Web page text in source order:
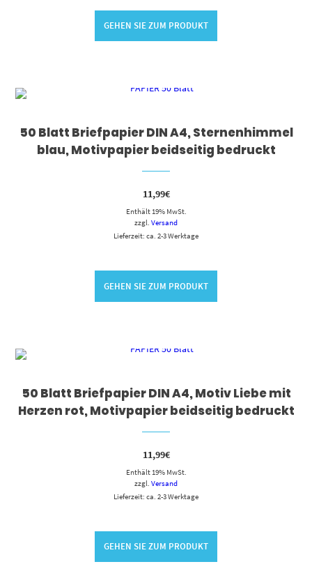
GEHEN SIE ZUM PRODUKT
50 Blatt Briefpapier DIN A4, Sternenhimmel
blau, Motivpapier beidseitig bedruckt
11,99€
Enthält 19% MwSt.
zzgl. Versand
Lieferzeit: ca. 2-3 Werktage
GEHEN SIE ZUM PRODUKT
50 Blatt Briefpapier DIN A4, Motiv Liebe mit
Herzen rot, Motivpapier beidseitig bedruckt
11,99€
Enthält 19% MwSt.
zzgl. Versand
Lieferzeit: ca. 2-3 Werktage
GEHEN SIE ZUM PRODUKT